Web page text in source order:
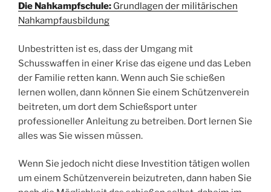
Die Nahkampfschule: Grundlagen der militärischen
Nahkampfausbildung
Unbestritten ist es, dass der Umgang mit
Schusswaffen in einer Krise das eigene und das Leben
der Familie retten kann. Wenn auch Sie schießen
lernen wollen, dann können Sie einem Schützenverein
beitreten, um dort dem Schießsport unter
professioneller Anleitung zu betreiben. Dort lernen Sie
alles was Sie wissen müssen.
Wenn Sie jedoch nicht diese Investition tätigen wollen
um einem Schützenverein beizutreten, dann haben Sie